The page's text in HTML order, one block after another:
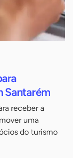
Santarém
receber a
uma
do turismo